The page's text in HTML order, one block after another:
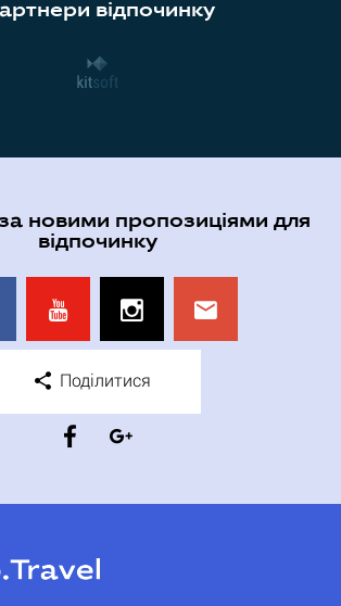
відпочинку
новими пропозиціями для
відпочинку
Поділитися